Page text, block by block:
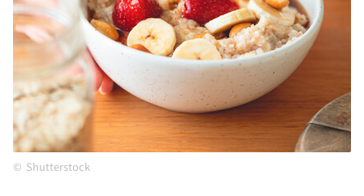
Shutterstock